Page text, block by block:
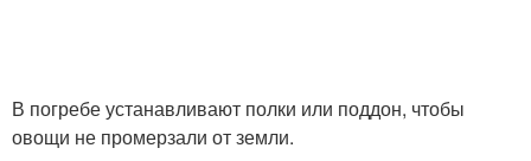
В погребе устанавливают полки или поддон, чтобы
овощи не промерзали от земли.